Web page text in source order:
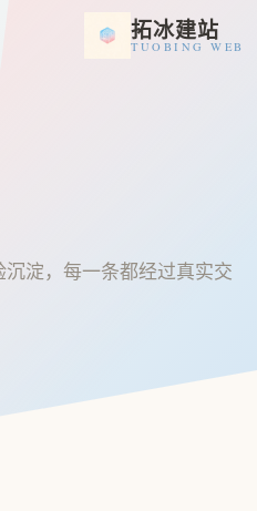
拓冰建站
TUOBING WEB
淀，每一条都经过真实交